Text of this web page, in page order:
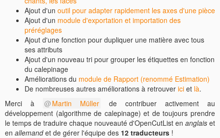
Ajout d'un outil pour adapter rapidement les axes d'une pièce
Ajout d'un module d'exportation et importation des
préréglages
Ajout d'une fonction pour dupliquer une matière avec tous
ses attributs
Ajout d'un nouveau tri pour grouper les étiquettes en fonction
du calepinage
Améliorations du module de Rapport (renommé Estimation)
De nombreuses autres améliorations à retrouver ici et là.
Merci à
Martin Müller
de contribuer activement au
développement (algorithme de calepinage) et de toujours prendre
le temps de traduire chaque nouveauté d'OpenCutList en anglais et
en allemandet de gérer l'équipe des 12 traducteurs !